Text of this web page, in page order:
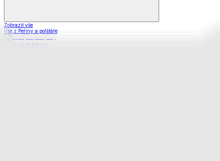
Zobrazit vše
Vše z Peřiny a polštáře
Peřiny a přikrývky